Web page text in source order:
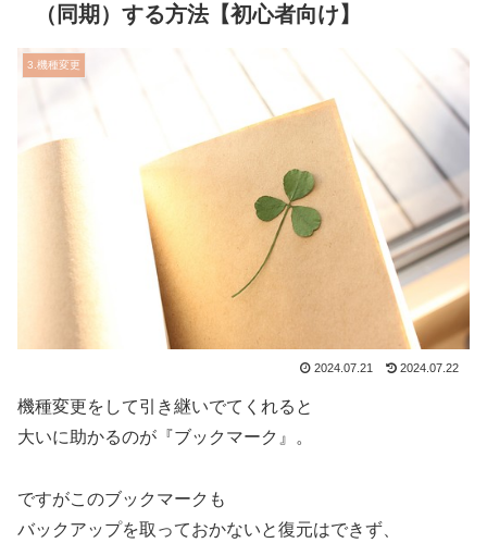
（同期）する方法【初心者向け】
3.機種変更
2024.07.21 2024.07.22
機種変更をして引き継いでてくれると
大いに助かるのが『ブックマーク』。
ですがこのブックマークも
バックアップを取っておかないと復元はできず、